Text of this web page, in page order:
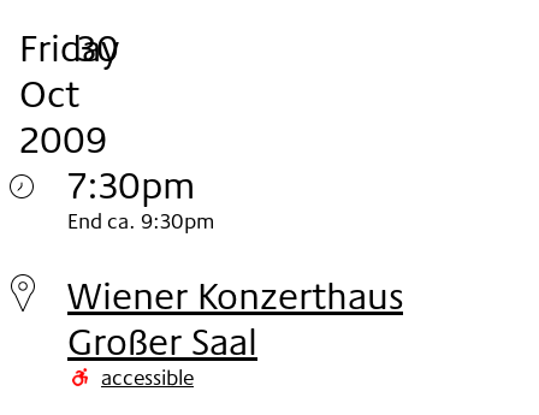
Friday
, 30
.
Oct
2009
.
7:30pm
Friday
30.
Oct
2009
End ca. 9:30pm
Wiener Konzerthaus
Großer Saal
accessible